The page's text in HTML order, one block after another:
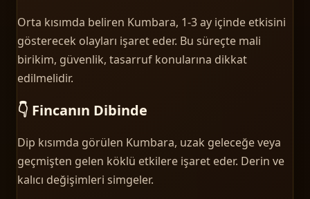
Orta kısımda beliren Kumbara, 1-3 ay içinde etkisini
gösterecek olayları işaret eder. Bu süreçte mali
birikim, güvenlik, tasarruf konularına dikkat
edilmelidir.
👇 Fincanın Dibinde
Dip kısımda görülen Kumbara, uzak geleceğe veya
geçmişten gelen köklü etkilere işaret eder. Derin ve
kalıcı değişimleri simgeler.